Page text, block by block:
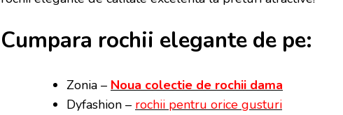
Cumpara rochii elegante de pe:
Zonia – Noua colectie de rochii dama
Dyfashion – rochii pentru orice gusturi